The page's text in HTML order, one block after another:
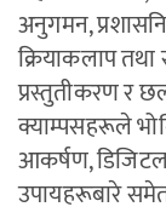
अनुगमन,
क्रियाकलाप
प्रस्तुतीकरण र
क्याम्पसहरूले
आकर्षण, डिजिटल
उपायहरूबारे